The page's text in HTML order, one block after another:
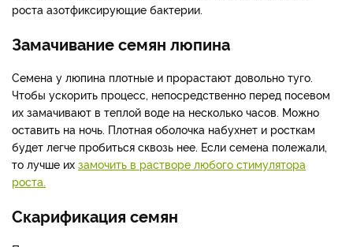
роста азотфиксирующие бактерии.
Замачивание семян люпина
Семена у люпина плотные и прорастают довольно туго.
Чтобы ускорить процесс, непосредственно перед посевом
их замачивают в теплой воде на несколько часов. Можно
оставить на ночь. Плотная оболочка набухнет и росткам
будет легче пробиться сквозь нее. Если семена полежали,
то лучше их замочить в растворе любого стимулятора
роста.
Скарификация семян